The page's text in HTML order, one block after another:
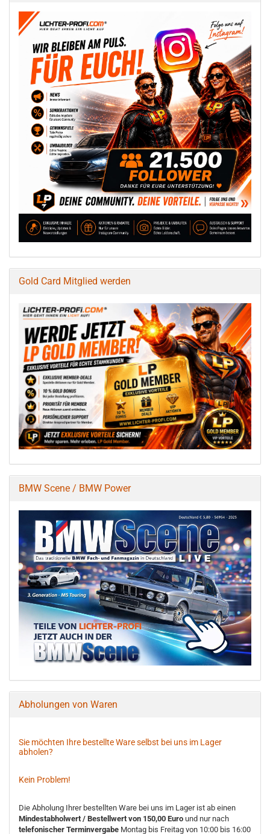
Gold Card Mitglied werden
BMW Scene / BMW Power
Abholungen von Waren
Sie möchten Ihre bestellte Ware selbst bei uns im Lager
abholen?
Kein Problem!
Die Abholung Ihrer bestellten Ware bei uns im Lager ist ab einen
Mindestabholwert / Bestellwert von 150,00 Euro und nur nach
telefonischer Terminvergabe Montag bis Freitag von 10:00 bis 16:00